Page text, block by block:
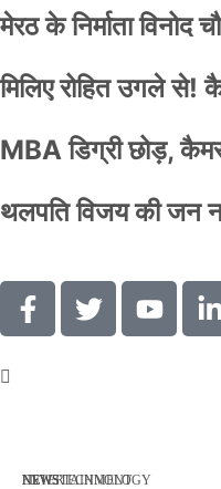
मेरठ के निर्माता विनोद
मिलिए रोहित उगले
MBA डिग्री छोड़,
थलपति विजय की जन
NEWS मार्च 2, 2026
NEWS जनवरी 29, 2026
ENTERTAINMENT
NEWSTECHNOLOGY